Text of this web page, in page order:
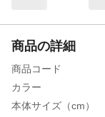
商品の詳細
商品コード
カラー
本体サイズ（cm）